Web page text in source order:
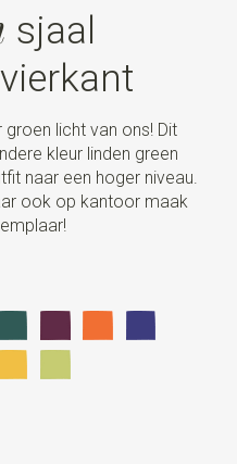
sjaal
licht van ons! Dit
kleur linden green
naar een hoger niveau.
ook op kantoor maak